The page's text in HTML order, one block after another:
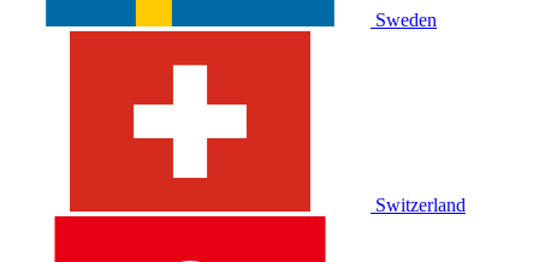
Sweden
Switzerland